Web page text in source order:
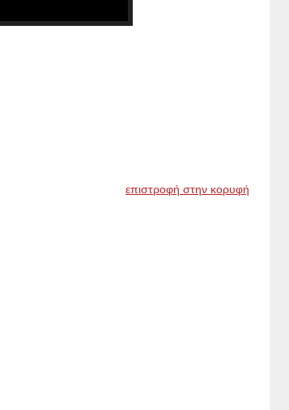
επιστροφή στην κορυφή